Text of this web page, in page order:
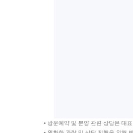
• 방문예약 및 분양 관련 상담은 대